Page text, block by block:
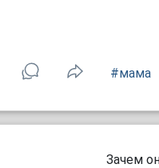
#мама
Зачем